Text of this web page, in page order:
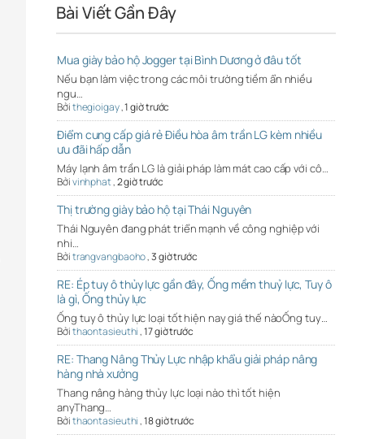
Bài Viết Gần Đây
Mua giày bảo hộ Jogger tại Bình Dương ở đâu tốt
Nếu bạn làm việc trong các môi trường tiềm ẩn nhiều
ngu…
Bởithegioigay,1 giờ trước
Điểm cung cấp giá rẻ Điều hòa âm trần LG kèm nhiều
ưu đãi hấp dẫn
Máy lạnh âm trần LG là giải pháp làm mát cao cấp với cô…
Bởivinhphat,2 giờ trước
Thị trường giày bảo hộ tại Thái Nguyên
Thái Nguyên đang phát triển mạnh về công nghiệp với
nhi…
Bởitrangvangbaoho,3 giờ trước
RE: Ép tuy ô thủy lực gần đây, Ống mềm thuỷ lực, Tuy ô
là gì, Ống thủy lực
Ống tuy ô thủy lực loại tốt hiện nay giá thế nàoỐng tuy…
Bởithaontasieuthi,17 giờ trước
RE: Thang Nâng Thủy Lực nhập khẩu giải pháp nâng
hàng nhà xưởng
Thang nâng hàng thủy lực loại nào thì tốt hiện
anyThang…
Bởithaontasieuthi,18 giờ trước